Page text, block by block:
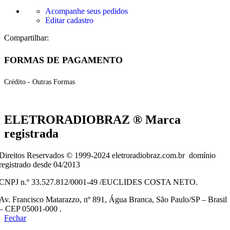
Acompanhe seus pedidos
Editar cadastro
Compartilhar:
FORMAS DE PAGAMENTO
Crédito - Outras Formas
ELETRORADIOBRAZ ® Marca
registrada
Reservados © 1999-2024 eletroradiobraz.com.br domínio
desde 04/2013
n.º 33.527.812/0001-49 /EUCLIDES COSTA NETO.
Francisco Matarazzo, nº 891, Água Branca, São Paulo/SP – Brasil
CEP 05001-000 .
Fechar